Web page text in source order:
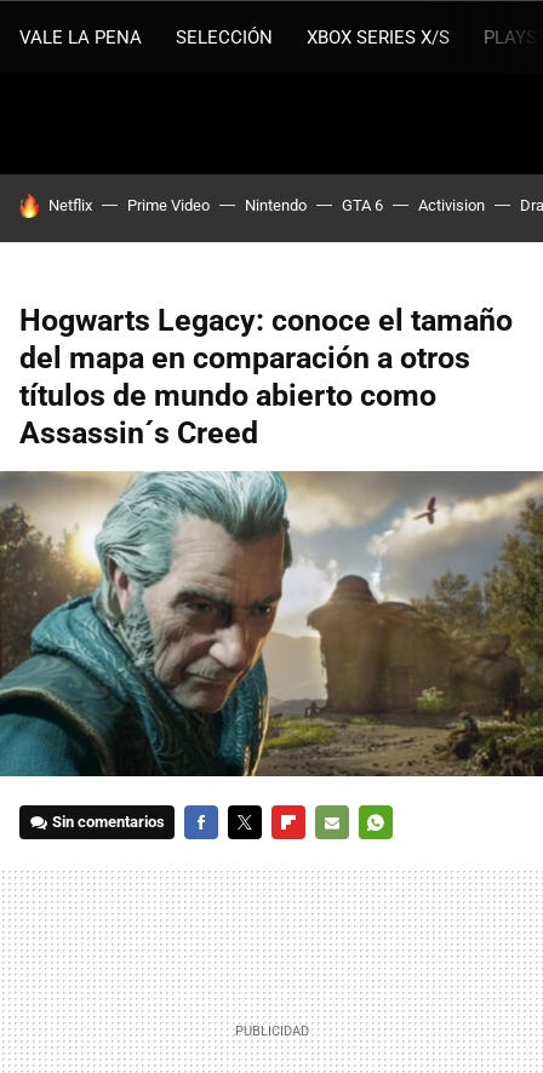
VALE LA PENA SELECCIÓN XBOX SERIES X/S
HOY SE HABLA DE
Netflix Prime Video Nintendo GTA 6 Activision
Hogwarts Legacy: conoce el tamaño
del mapa en comparación a otros
títulos de mundo abierto como
Assassin´s Creed
Sin comentarios
MAIL